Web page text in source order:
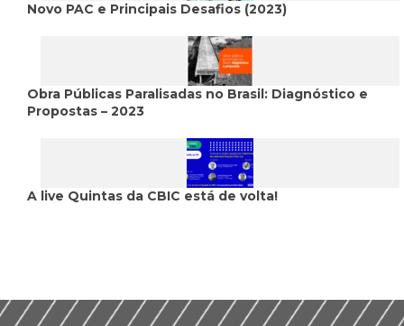
Novo PAC e Principais Desafios (2023)
Obra Públicas Paralisadas no Brasil: Diagnóstico e
Propostas – 2023
A live Quintas da CBIC está de volta!